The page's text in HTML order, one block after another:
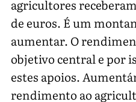
agricultores
de euros. É um
aumentar. O
objetivo central e por
estes apoios.
rendimento ao